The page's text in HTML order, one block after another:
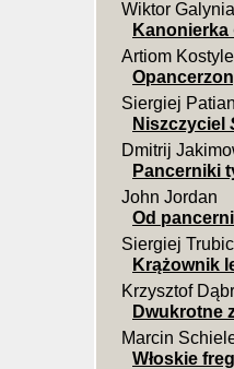
Wiktor Galynia
Kanonierka
Artiom
Siergiej
Niszczyciel
Dmitrij
Pancerniki
John Jordan
Od
Siergiej
Krążownik
Krzysztof
Dwukrotne
Marcin
Włoskie